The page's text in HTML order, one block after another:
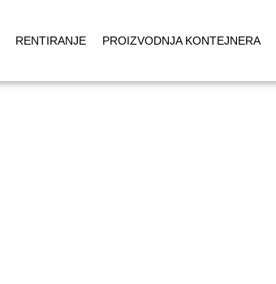
RENTIRANJE PROIZVODNJA KONTEJNERA